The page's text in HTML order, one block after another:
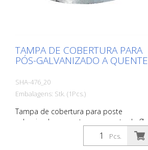
TAMPA DE COBERTURA PARA
PÓS-GALVANIZADO A QUENTE
SHA-476_20
Embalagens: Stk. (1Pcs.)
Tampa de cobertura para poste
galvanizado a quente, para poste de Ø
76 mm, sem fechadura, adequado para
tomada de terra art. nº 476.10 e 476.40
Pcs.